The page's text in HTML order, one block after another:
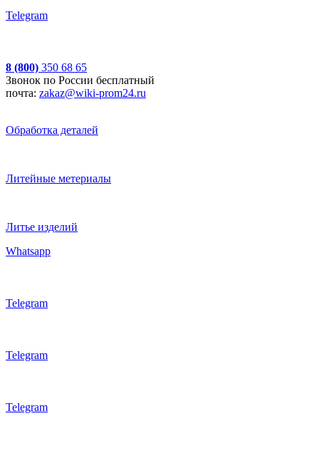
Telegram
8 (800) 350 68 65
Звонок по России бесплатный
почта: zakaz@wiki-prom24.ru
Обработка деталей
Литейные метериалы
Литье изделий
Whatsapp
Telegram
Telegram
Telegram